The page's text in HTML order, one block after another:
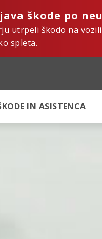
škode po
utrpeli škodo na
spleta.
IN ASISTENCA